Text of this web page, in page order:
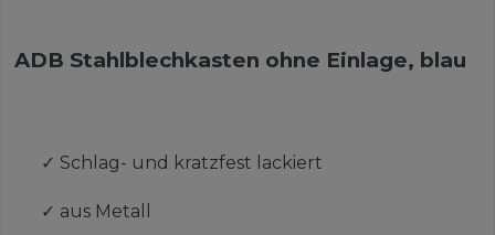
ADB Stahlblechkasten ohne Einlage, blau
✓ Schlag- und kratzfest lackiert
✓ aus Metall